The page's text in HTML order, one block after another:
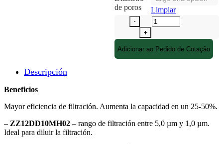
de poros
Limpiar
Adicionar ao Pedido de Cotação
Descripción
Beneficios
Mayor eficiencia de filtración. Aumenta la capacidad en un 25-50%.
– ZZ12DD10MH02 – rango de filtración entre 5,0 µm y 1,0 µm.
Ideal para diluir la filtración.